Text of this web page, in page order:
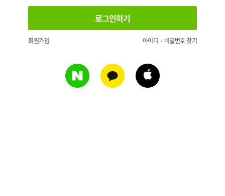
회원가입 아이디 · 비밀번호 찾기